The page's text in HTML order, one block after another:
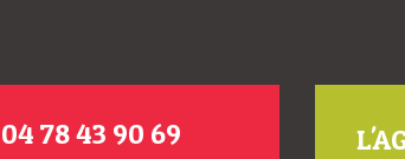
04 78 43 90 69